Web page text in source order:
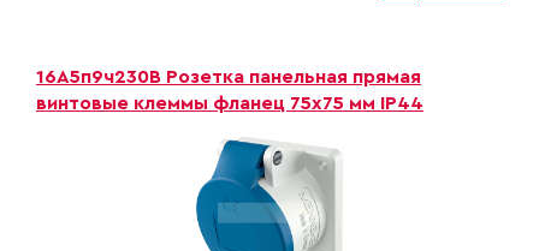
16A5п9ч230B Розетка панельная прямая
винтовые клеммы фланец 75х75 мм IP44